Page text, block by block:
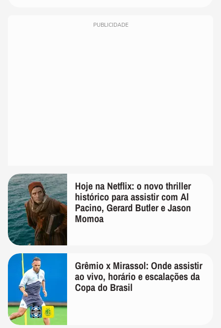
PUBLICIDADE
Hoje na Netflix: o novo thriller
histórico para assistir com Al
Pacino, Gerard Butler e Jason
Momoa
Grêmio x Mirassol: Onde assistir
ao vivo, horário e escalações da
Copa do Brasil